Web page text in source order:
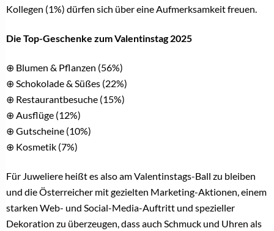
Kollegen (1%) dürfen sich über eine Aufmerksamkeit freuen.
Die Top-Geschenke zum Valentinstag 2025
⊕ Blumen & Pflanzen (56%)
⊕ Schokolade & Süßes (22%)
⊕ Restaurantbesuche (15%)
⊕ Ausflüge (12%)
⊕ Gutscheine (10%)
⊕ Kosmetik (7%)
Für Juweliere heißt es also am Valentinstags-Ball zu bleiben
und die Österreicher mit gezielten Marketing-Aktionen, einem
starken Web- und Social-Media-Auftritt und spezieller
Dekoration zu überzeugen, dass auch Schmuck und Uhren als